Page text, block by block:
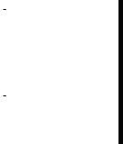
-
-